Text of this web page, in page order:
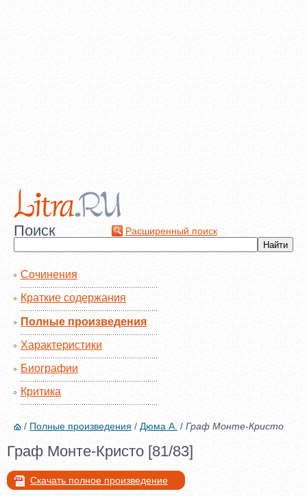
Поиск Расширенный поиск
Сочинения
Краткие содержания
Полные произведения
Характеристики
Биографии
Критика
/ Полные произведения / Дюма А. / Граф Монте-Кристо
Граф Монте-Кристо [81/83]
Скачать полное произведение